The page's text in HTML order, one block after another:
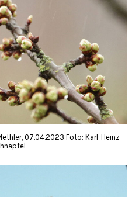
07.04.2023 Foto: Karl-Heinz